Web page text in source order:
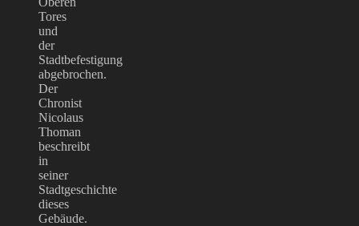
Tores
und
der
Stadtbefestigung
abgebrochen.
Der
Chronist
Nicolaus
Thoman
beschreibt
in
seiner
Stadtgeschichte
dieses
Gebäude.